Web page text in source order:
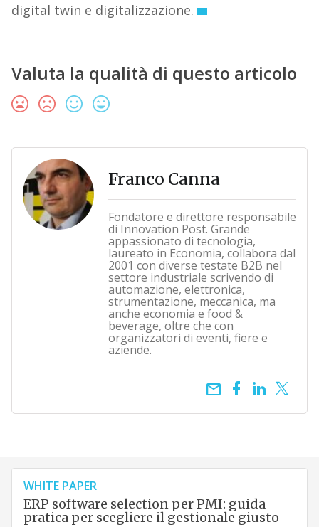
digital twin e digitalizzazione.
Valuta la qualità di questo articolo
Franco Canna
Fondatore e direttore responsabile
di Innovation Post. Grande
appassionato di tecnologia,
laureato in Economia, collabora dal
2001 con diverse testate B2B nel
settore industriale scrivendo di
automazione, elettronica,
strumentazione, meccanica, ma
anche economia e food &
beverage, oltre che con
organizzatori di eventi, fiere e
aziende.
email
WHITE PAPER
ERP software selection per PMI: guida
pratica per scegliere il gestionale giusto